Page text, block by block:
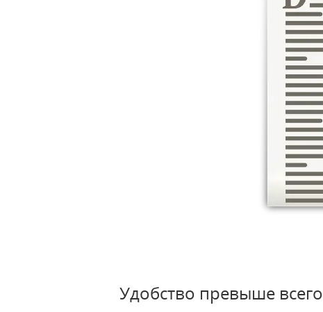
Удобство превыше всего